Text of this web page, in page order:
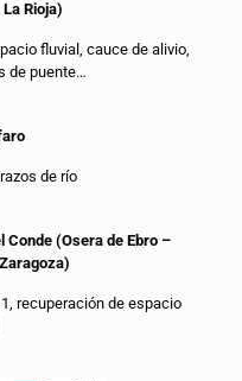
Rioja)
fluvial, cauce de alivio,
de puente…
de río
Conde (Osera de Ebro –
recuperación de espacio